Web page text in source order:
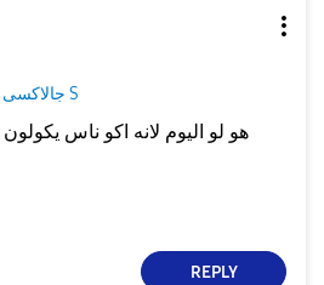
جالاكسى S
هو لو اليوم لانه اكو ناس
REPLY